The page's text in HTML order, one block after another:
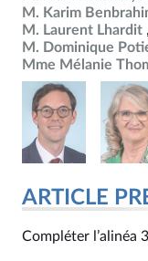
M. Karim
M. Laurent Lhardit
M. Dominique
Mme Mélanie
ARTICLE
Compléter l’alinéa